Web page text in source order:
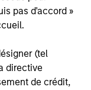
pas d'accord »
(tel
directive
de crédit,